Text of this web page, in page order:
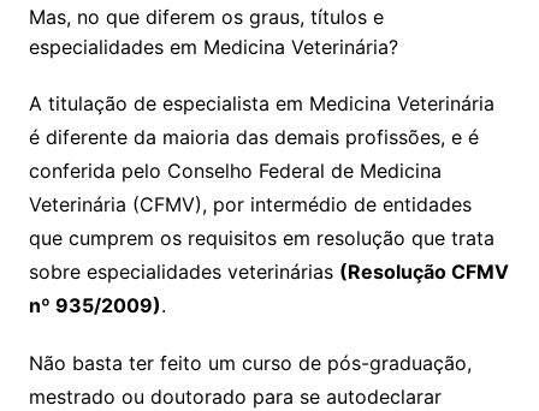
Mas, no que diferem os graus, títulos e
especialidades em Medicina Veterinária?
A titulação de especialista em Medicina Veterinária
é diferente da maioria das demais profissões, e é
conferida pelo Conselho Federal de Medicina
Veterinária (CFMV), por intermédio de entidades
que cumprem os requisitos em resolução que trata
sobre especialidades veterinárias (Resolução CFMV
nº 935/2009).
Não basta ter feito um curso de pós-graduação,
mestrado ou doutorado para se autodeclarar